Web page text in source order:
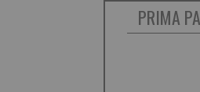
PRIMA